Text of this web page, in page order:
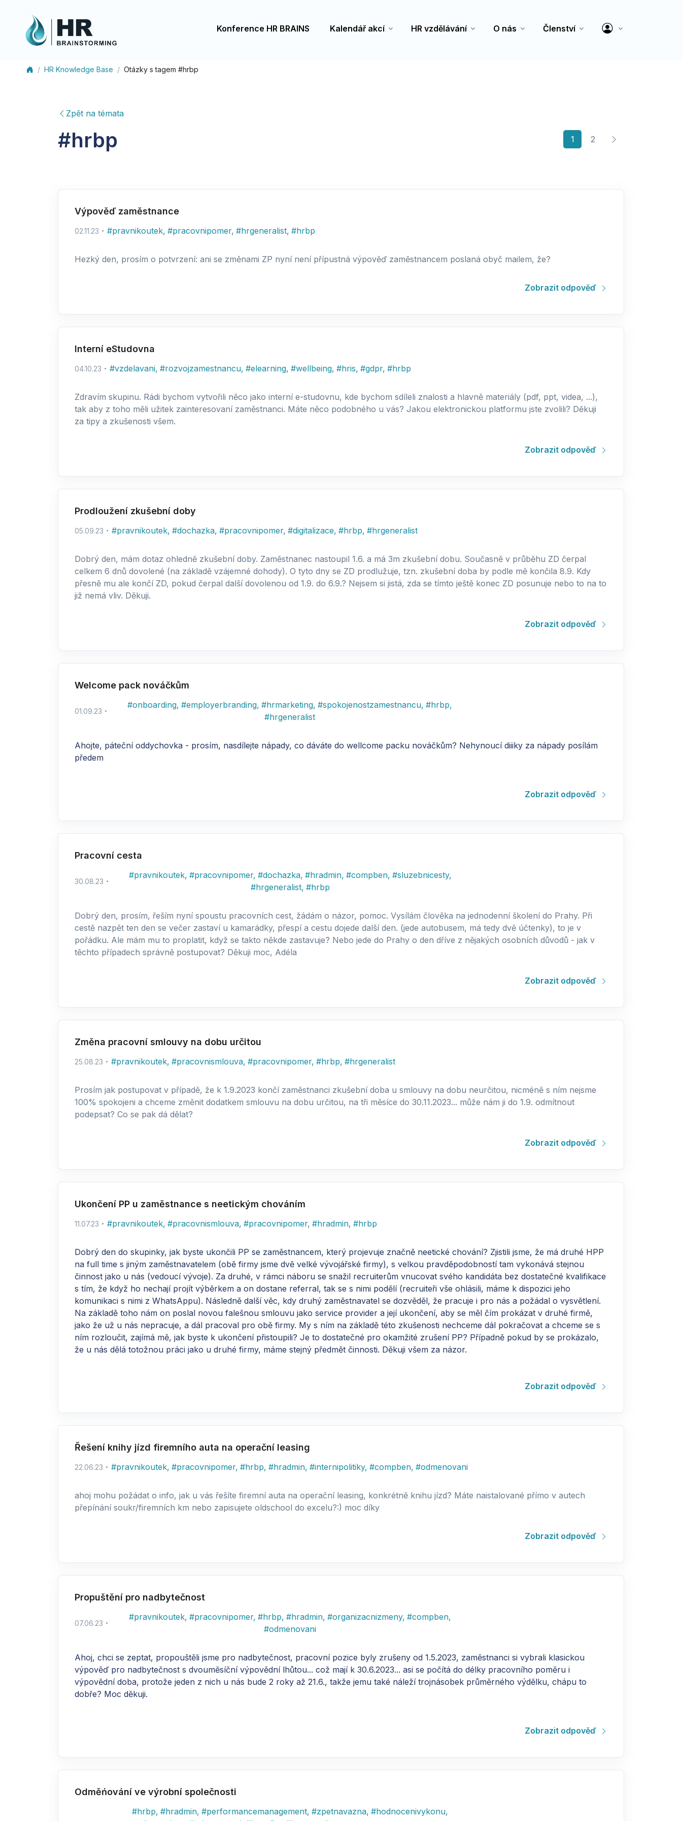
Konference HR BRAINS Kalendář akcí HR vzdělávání O nás Členství
HR Knowledge Base Otázky s tagem #hrbp
Zpět na témata
#hrbp 1(current)
2
Výpověď zaměstnance
02.11.23 #pravnikoutek, #pracovnipomer, #hrgeneralist, #hrbp
Hezký den, prosím o potvrzení: ani se změnami ZP nyní není přípustná výpověď zaměstnancem poslaná obyč mailem, že?
Zobrazit odpověď
Interní eStudovna
04.10.23 #vzdelavani, #rozvojzamestnancu, #elearning, #wellbeing, #hris, #gdpr, #hrbp
Zdravím skupinu. Rádi bychom vytvořili něco jako interní e-studovnu, kde bychom sdíleli znalosti a hlavně materiály (pdf, ppt, videa, ...),
tak aby z toho měli užitek zainteresovaní zaměstnanci. Máte něco podobného u vás? Jakou elektronickou platformu jste zvolili? Děkuji
za tipy a zkušenosti všem.
Zobrazit odpověď
Prodloužení zkušební doby
05.09.23 #pravnikoutek, #dochazka, #pracovnipomer, #digitalizace, #hrbp, #hrgeneralist
Dobrý den, mám dotaz ohledně zkušební doby. Zaměstnanec nastoupil 1.6. a má 3m zkušební dobu. Současně v průběhu ZD čerpal
celkem 6 dnů dovolené (na základě vzájemné dohody). O tyto dny se ZD prodlužuje, tzn. zkušební doba by podle mě končila 8.9. Kdy
přesně mu ale končí ZD, pokud čerpal další dovolenou od 1.9. do 6.9.? Nejsem si jistá, zda se tímto ještě konec ZD posunuje nebo to na to
již nemá vliv. Děkuji.
Zobrazit odpověď
Welcome pack nováčkům
01.09.23
#onboarding, #employerbranding, #hrmarketing, #spokojenostzamestnancu, #hrbp,
#hrgeneralist
Ahojte, páteční oddychovka - prosím, nasdílejte nápady, co dáváte do wellcome packu nováčkům? Nehynoucí diiiky za nápady posílám
předem
Zobrazit odpověď
Pracovní cesta
30.08.23
#pravnikoutek, #pracovnipomer, #dochazka, #hradmin, #compben, #sluzebnicesty,
#hrgeneralist, #hrbp
Dobrý den, prosím, řeším nyní spoustu pracovních cest, žádám o názor, pomoc. Vysílám člověka na jednodenní školení do Prahy. Při
cestě nazpět ten den se večer zastaví u kamarádky, přespí a cestu dojede další den. (jede autobusem, má tedy dvě účtenky), to je v
pořádku. Ale mám mu to proplatit, když se takto někde zastavuje? Nebo jede do Prahy o den dříve z nějakých osobních důvodů - jak v
těchto případech správně postupovat? Děkuji moc, Adéla
Zobrazit odpověď
Změna pracovní smlouvy na dobu určitou
25.08.23 #pravnikoutek, #pracovnismlouva, #pracovnipomer, #hrbp, #hrgeneralist
Prosím jak postupovat v případě, že k 1.9.2023 končí zaměstnanci zkušební doba u smlouvy na dobu neurčitou, nicméně s ním nejsme
100% spokojeni a chceme změnit dodatkem smlouvu na dobu určitou, na tři měsíce do 30.11.2023... může nám ji do 1.9. odmítnout
podepsat? Co se pak dá dělat?
Zobrazit odpověď
Ukončení PP u zaměstnance s neetickým chováním
11.07.23 #pravnikoutek, #pracovnismlouva, #pracovnipomer, #hradmin, #hrbp
Dobrý den do skupinky, jak byste ukončili PP se zaměstnancem, který projevuje značně neetické chování? Zjistili jsme, že má druhé HPP
na full time s jiným zaměstnavatelem (obě firmy jsme dvě velké vývojářské firmy), s velkou pravděpodobností tam vykonává stejnou
činnost jako u nás (vedoucí vývoje). Za druhé, v rámci náboru se snažil recruiterům vnucovat svého kandidáta bez dostatečné kvalifikace
s tím, že když ho nechají projít výběrkem a on dostane referral, tak se s nimi podělí (recruiteři vše ohlásili, máme k dispozici jeho
komunikaci s nimi z WhatsAppu). Následně další věc, kdy druhý zaměstnavatel se dozvěděl, že pracuje i pro nás a požádal o vysvětlení.
Na základě toho nám on poslal novou falešnou smlouvu jako service provider a její ukončení, aby se měl čím prokázat v druhé firmě,
jako že už u nás nepracuje, a dál pracoval pro obě firmy. My s ním na základě této zkušenosti nechceme dál pokračovat a chceme se s
ním rozloučit, zajímá mě, jak byste k ukončení přistoupili? Je to dostatečné pro okamžité zrušení PP? Případně pokud by se prokázalo,
že u nás dělá totožnou práci jako u druhé firmy, máme stejný předmět činnosti. Děkuji všem za názor.
Zobrazit odpověď
Řešení knihy jízd firemního auta na operační leasing
22.06.23 #pravnikoutek, #pracovnipomer, #hrbp, #hradmin, #internipolitiky, #compben, #odmenovani
ahoj mohu požádat o info, jak u vás řešíte firemní auta na operační leasing, konkrétně knihu jízd? Máte naistalované přímo v autech
přepínání soukr/firemních km nebo zapisujete oldschool do excelu?:) moc díky
Zobrazit odpověď
Propuštění pro nadbytečnost
07.06.23
#pravnikoutek, #pracovnipomer, #hrbp, #hradmin, #organizacnizmeny, #compben,
#odmenovani
Ahoj, chci se zeptat, propouštěli jsme pro nadbytečnost, pracovní pozice byly zrušeny od 1.5.2023, zaměstnanci si vybrali klasickou
výpověď pro nadbytečnost s dvouměsíční výpovědní lhůtou... což mají k 30.6.2023... asi se počítá do délky pracovního poměru i
výpovědní doba, protože jeden z nich u nás bude 2 roky až 21.6., takže jemu také náleží trojnásobek průměrného výdělku, chápu to
dobře? Moc děkuji.
Zobrazit odpověď
Odměńování ve výrobní společnosti
#hrbp, #hradmin, #performancemanagement, #zpetnavazna, #hodnocenivykonu,